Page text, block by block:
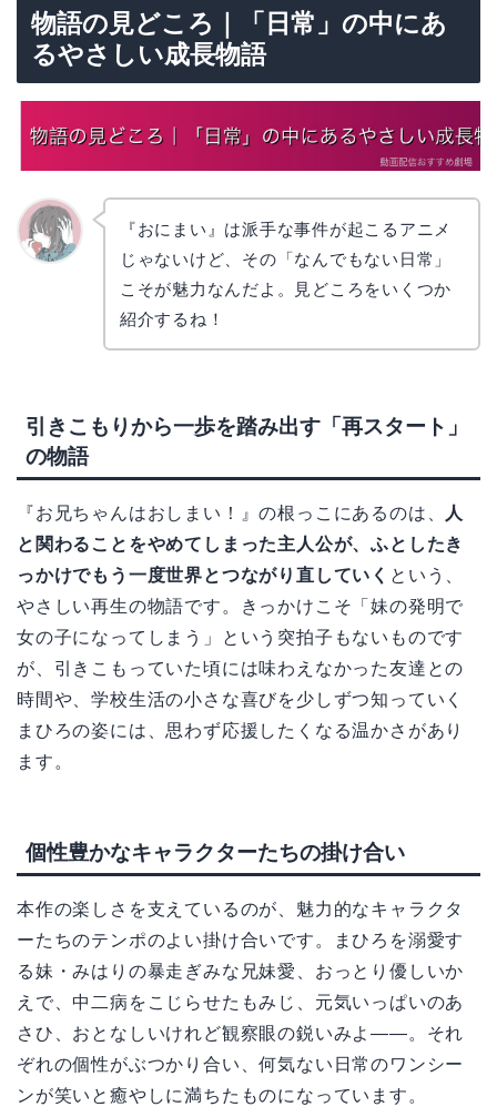
物語の見どころ｜「日常」の中にあ
るやさしい成長物語
『おにまい』は派手な事件が起こるアニメ
じゃないけど、その「なんでもない日常」
こそが魅力なんだよ。見どころをいくつか
紹介するね！
引きこもりから一歩を踏み出す「再スタート」
の物語
『お兄ちゃんはおしまい！』の根っこにあるのは、
人
と関わることをやめてしまった主人公が、ふとしたき
っかけでもう一度世界とつながり直していく という、
やさしい再生の物語です。きっかけこそ「妹の発明で
女の子になってしまう」という突拍子もないものです
が、引きこもっていた頃には味わえなかった友達との
時間や、学校生活の小さな喜びを少しずつ知っていく
まひろの姿には、思わず応援したくなる温かさがあり
ます。
個性豊かなキャラクターたちの掛け合い
本作の楽しさを支えているのが、魅力的なキャラクタ
ーたちのテンポのよい掛け合いです。まひろを溺愛す
る妹・みはりの暴走ぎみな兄妹愛、おっとり優しいか
えで、中二病をこじらせたもみじ、元気いっぱいのあ
さひ、おとなしいけれど観察眼の鋭いみよ――。それ
ぞれの個性がぶつかり合い、何気ない日常のワンシー
ンが笑いと癒やしに満ちたものになっています。